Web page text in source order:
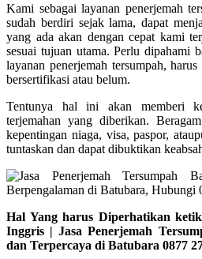
Kami sebagai layanan penerjemah
sudah berdiri sejak lama, dapat
yang ada akan dengan cepat kami
sesuai tujuan utama. Perlu dipahami
layanan penerjemah tersumpah,
bersertifikasi atau belum.
Tentunya hal ini akan memberi
terjemahan yang diberikan.
kepentingan niaga, visa, paspor,
tuntaskan dan dapat dibuktikan
Hal Yang harus Diperhatikan
Inggris | Jasa Penerjemah
dan Terpercaya di Batubara 0877